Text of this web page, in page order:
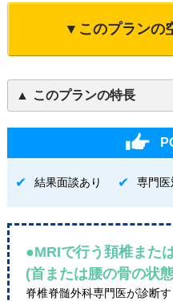
▼このプランの
このプランの特長
結果面談あり 専門医
●MRIで行う頚椎また
(首または腰の骨の状
脊椎脊髄外科専門医が診断